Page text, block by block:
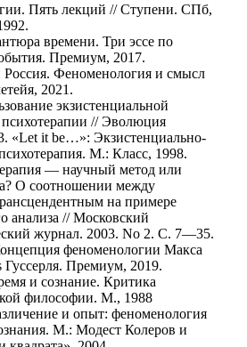
Пять лекций // Ступени. СПб,
времени. Три эссе по
Премиум, 2017.
Россия. Феноменология и смысл
2021.
экзистенциальной
// Эволюция
«Let it be…»: Экзистенциально-
М.: Класс, 1998.
— научный метод или
О соотношении между
на примере
анализа // Московский
журнал. 2003. No 2. С. 7—35.
феноменологии Макса
Премиум, 2019.
и сознание. Критика
философии. М., 1988
и опыт: феноменология
М.: Модест Колеров и